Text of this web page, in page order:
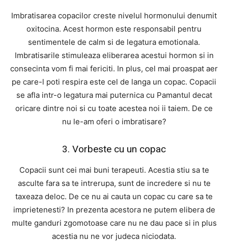
Imbratisarea copacilor creste nivelul hormonului denumit
oxitocina. Acest hormon este responsabil pentru
sentimentele de calm si de legatura emotionala.
Imbratisarile stimuleaza eliberarea acestui hormon si in
consecinta vom fi mai fericiti. In plus, cel mai proaspat aer
pe care-l poti respira este cel de langa un copac. Copacii
se afla intr-o legatura mai puternica cu Pamantul decat
oricare dintre noi si cu toate acestea noi ii taiem. De ce
nu le-am oferi o imbratisare?
3. Vorbeste cu un copac
Copacii sunt cei mai buni terapeuti. Acestia stiu sa te
asculte fara sa te intrerupa, sunt de incredere si nu te
taxeaza deloc. De ce nu ai cauta un copac cu care sa te
imprietenesti? In prezenta acestora ne putem elibera de
multe ganduri zgomotoase care nu ne dau pace si in plus
acestia nu ne vor judeca niciodata.